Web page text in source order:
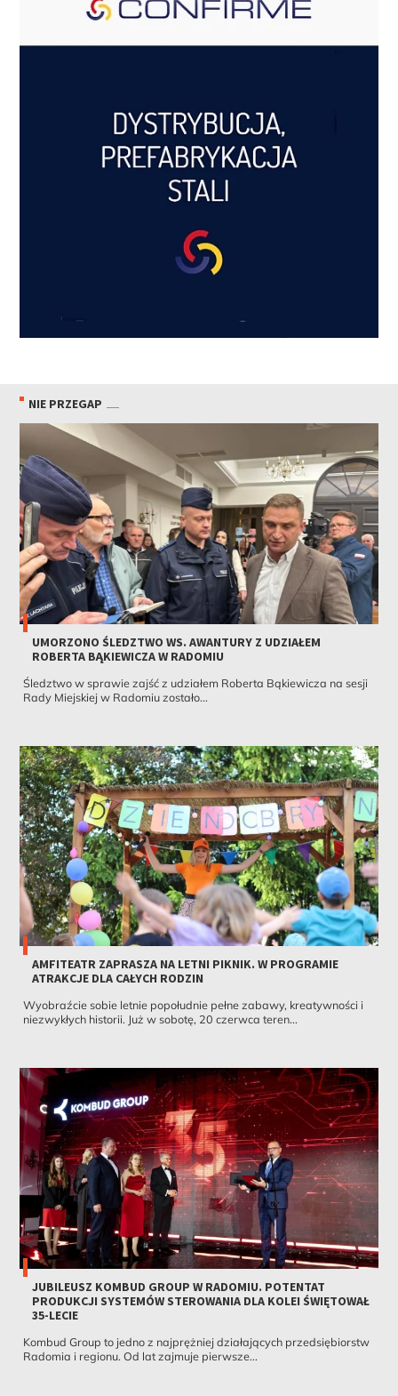
NIE PRZEGAP
UMORZONO ŚLEDZTWO WS. AWANTURY Z UDZIAŁEM
ROBERTA BĄKIEWICZA W RADOMIU
Śledztwo w sprawie zajść z udziałem Roberta Bąkiewicza na sesji
Rady Miejskiej w Radomiu zostało...
AMFITEATR ZAPRASZA NA LETNI PIKNIK. W PROGRAMIE
ATRAKCJE DLA CAŁYCH RODZIN
Wyobraźcie sobie letnie popołudnie pełne zabawy, kreatywności i
niezwykłych historii. Już w sobotę, 20 czerwca teren...
JUBILEUSZ KOMBUD GROUP W RADOMIU. POTENTAT
PRODUKCJI SYSTEMÓW STEROWANIA DLA KOLEI ŚWIĘTOWAŁ
35-LECIE
Kombud Group to jedno z najprężniej działających przedsiębiorstw
Radomia i regionu. Od lat zajmuje pierwsze...